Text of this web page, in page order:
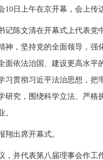
日上午在京开幕，会上传
记陈文清在开幕式上代表党
，坚持党的全面领导，强
面依法治国、建设更高水平
贯彻习近平法治思想，把
研究，围绕科学立法、严格
。
翔出席开幕式。
并代表第八届理事会作工